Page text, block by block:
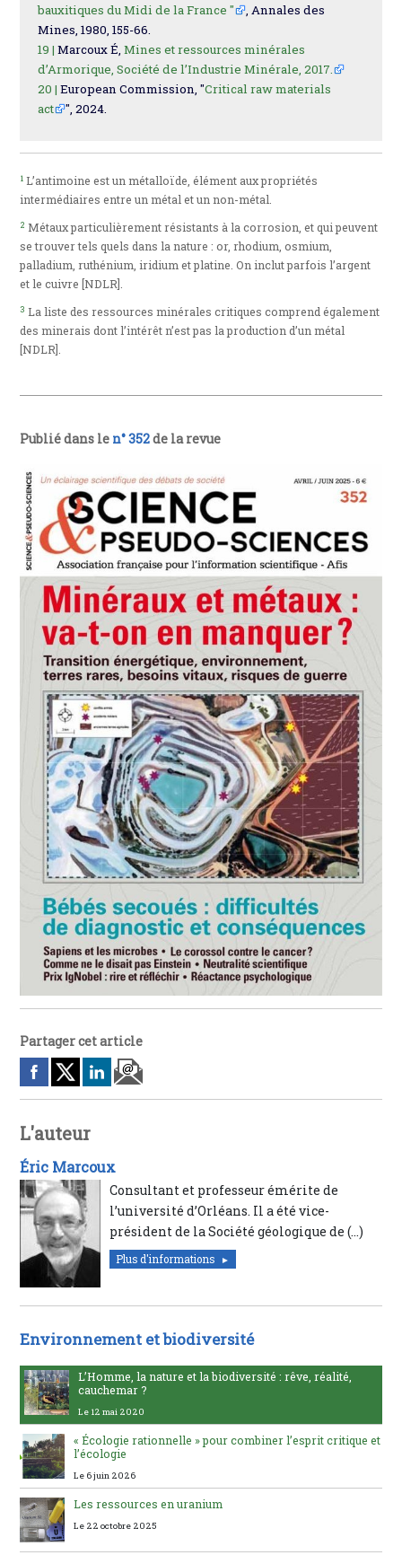
bauxitiques du Midi de la France "
, Annales des
Mines, 1980, 155-66.
19 | Marcoux É,Mines et ressources minérales
d’Armorique, Société de l’Industrie Minérale, 2017.
20 | European Commission, "Critical raw materials
act
", 2024.
1 L’antimoine est un métalloïde, élément aux propriétés
intermédiaires entre un métal et un non-métal.
2 Métaux particulièrement résistants à la corrosion, et qui peuvent
se trouver tels quels dans la nature : or, rhodium, osmium,
palladium, ruthénium, iridium et platine. On inclut parfois l’argent
et le cuivre [NDLR].
3 La liste des ressources minérales critiques comprend également
des minerais dont l’intérêt n’est pas la production d’un métal
[NDLR].
Publié dans le n° 352de la revue
Partager cet article
L'auteur
Éric Marcoux
Consultant et professeur émérite de
l’université d’Orléans. Il a été vice-
président de la Société géologique de (…)
Plus d'informations
Environnement et biodiversité
L’Homme, la nature et la biodiversité : rêve, réalité,
cauchemar ?
Le 12 mai 2020
« Écologie rationnelle » pour combiner l’esprit critique et
l’écologie
Le 6 juin 2026
Les ressources en uranium
Le 22 octobre 2025